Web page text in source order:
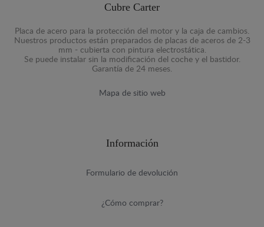
Cubre Carter
Placa de acero para la protección del motor y la caja de cambios.
Nuestros productos están preparados de placas de aceros de 2-3
mm - cubierta con pintura electrostática.
Se puede instalar sin la modificación del coche y el bastidor.
Garantía de 24 meses.
Mapa de sitio web
Información
Formulario de devolución
¿Cómo comprar?